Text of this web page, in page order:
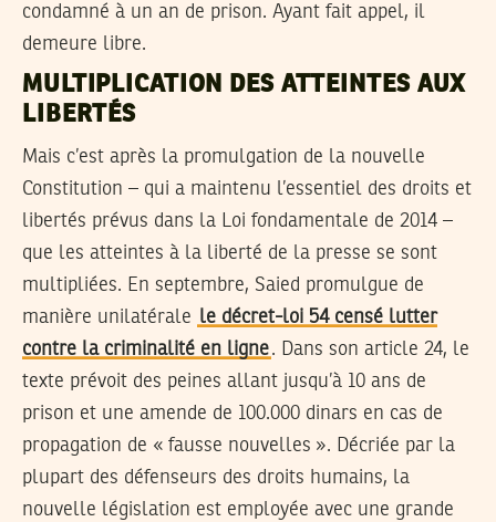
condamné à un an de prison. Ayant fait appel, il
demeure libre.
MULTIPLICATION DES ATTEINTES AUX
LIBERTÉS
Mais c’est après la promulgation de la nouvelle
Constitution – qui a maintenu l’essentiel des droits et
libertés prévus dans la Loi fondamentale de 2014 –
que les atteintes à la liberté de la presse se sont
multipliées. En septembre, Saied promulgue de
manière unilatérale le décret-loi 54 censé lutter
contre la criminalité en ligne. Dans son article 24, le
texte prévoit des peines allant jusqu’à 10 ans de
prison et une amende de 100.000 dinars en cas de
propagation de « fausse nouvelles ». Décriée par la
plupart des défenseurs des droits humains, la
nouvelle législation est employée avec une grande